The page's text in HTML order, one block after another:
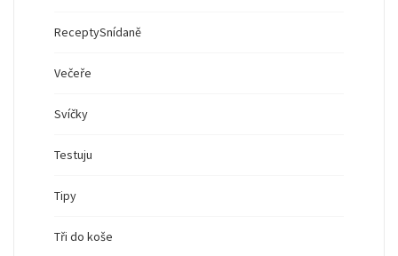
ReceptySnídaně
Večeře
Svíčky
Testuju
Tipy
Tři do koše